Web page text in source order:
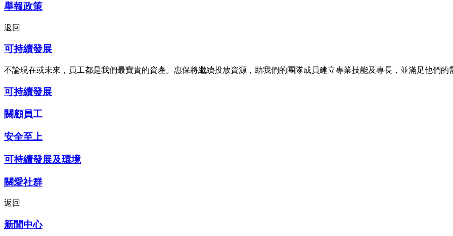
舉報政策
返回
可持續發展
不論現在或未來，員工都是我們最寶貴的資產。惠保將繼續投放資源，助我們的團隊成員建立專業技能及專長，並滿足他們的
可持續發展
關顧員工
安全至上
可持續發展及環境
關愛社群
返回
新聞中心